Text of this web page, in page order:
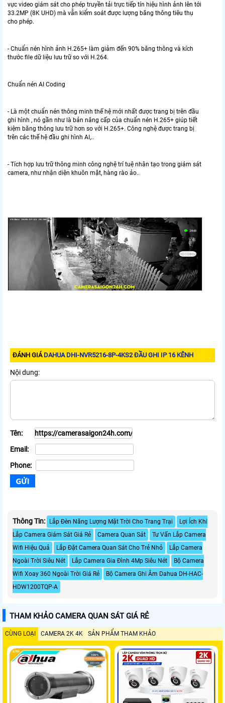
vực video giám sát cho phép truyền tải trực tiếp tín hiệu hình ảnh lên tới
33.2MP (8K UHD) mà vẫn kiểm soát được lượng băng thông tiêu thụ
cho phép.
- Chuẩn nén hình ảnh H.265+ làm giảm đến 90% băng thông và kích
thước file dữ liệu lưu trữ so với H.264.
Chuẩn nén AI Coding
- Là một chuẩn nén thông minh thế hệ mới nhất được trang bị trên đầu
ghi hình , nó gần như là bản nâng cấp của chuẩn nén H.265+ giúp tiết
kiệm băng thông lưu trữ hơn so với H.265+. Công nghệ được trang bị
trên các thế hệ đầu ghi hình AI,..
- Tích hợp lưu trữ thông minh công nghệ trí tuệ nhân tạo trong giám sát
camera, như nhận diện khuôn mặt, hàng rào ảo..
ĐÁNH GIÁ DAHUA DHI-NVR5216-8P-4KS2 ĐẦU GHI IP 16 KÊNH
Nội dung:
Tên:
Email:
Phone:
Thông Tin: Lắp Đèn Năng Lượng Mặt Trời Cho Trang Trại
Lợi Ích Khi
Lắp Camera Giám Sát Giá Rẻ
Camera Quan Sát
Tư Vấn Lắp Camera
Wifi Hiệu Quả
Lắp Đặt Camera Quan Sát Cho Trẻ Nhỏ
Lắp Camera
Ngoài Trời Siêu Nét
Lắp Camera Gia Đình 4Mp Siêu Nét
Bộ Camera
Wifi Xoay 360 Ngoài Trời Giá Rẻ
Bộ Camera Ghi Âm Dahua DH-HAC-
HDW1200TQP-A
THAM KHẢO CAMERA QUAN SÁT GIÁ RẺ
CÙNG LOẠI CAMERA 2K 4K SẢN PHẨM THAM KHẢO